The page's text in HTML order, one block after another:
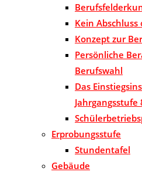
Kein
Konzept zur
Persönliche
Berufswahl
Das
Jahrgangsstufe
Erprobungsstufe
Stundentafel
Gebäude